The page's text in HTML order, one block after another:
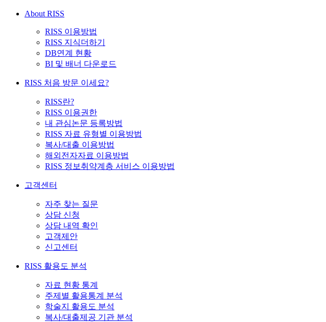
About RISS
RISS 이용방법
RISS 지식더하기
DB연계 현황
BI 및 배너 다운로드
RISS 처음 방문 이세요?
RISS란?
RISS 이용권한
내 관심논문 등록방법
RISS 자료 유형별 이용방법
복사/대출 이용방법
해외전자자료 이용방법
RISS 정보취약계층 서비스 이용방법
고객센터
자주 찾는 질문
상담 신청
상담 내역 확인
고객제안
신고센터
RISS 활용도 분석
자료 현황 통계
주제별 활용통계 분석
학술지 활용도 분석
복사/대출제공 기관 분석